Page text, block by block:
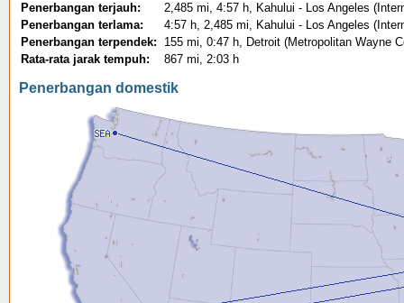
Penerbangan terjauh:
2,485 mi, 4:57 h, Kahului - Los Angeles
Penerbangan terlama:
4:57 h, 2,485 mi, Kahului - Los Angeles
Penerbangan terpendek:
155 mi, 0:47 h, Detroit (Metropolitan Wayne
Rata-rata jarak tempuh:
867 mi, 2:03 h
Penerbangan domestik